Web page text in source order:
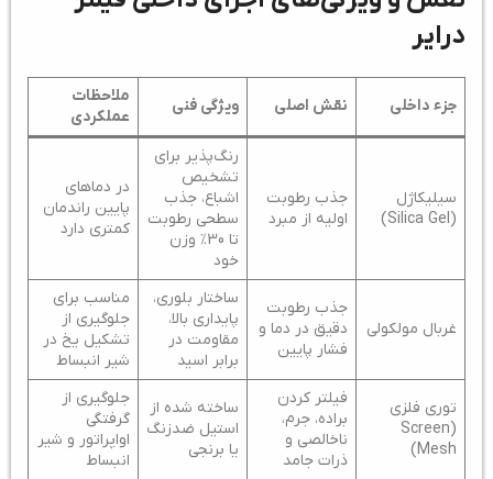
درایر
جزء داخلی نقش اصلی ویژگی فنی
ملاحظات
عملکردی
سیلیکاژل
(Silica Gel)
جذب رطوبت
اولیه از مبرد
رنگ‌پذیر برای
تشخیص
اشباع، جذب
سطحی رطوبت
تا 30٪ وزن
خود
در دماهای
پایین راندمان
کمتری دارد
غربال مولکولی
جذب رطوبت
دقیق در دما و
فشار پایین
ساختار بلوری،
پایداری بالا،
مقاومت در
برابر اسید
مناسب برای
جلوگیری از
تشکیل یخ در
شیر انبساط
توری فلزی
(Screen
Mesh)
فیلتر کردن
براده، جرم،
ناخالصی و
ذرات جامد
ساخته شده از
استیل ضدزنگ
یا برنجی
جلوگیری از
گرفتگی
اواپراتور و شیر
انبساط